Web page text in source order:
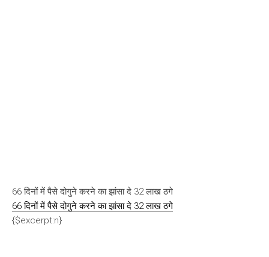
66 दिनों में पैसे दोगुने करने का झांसा दे 32 लाख ठगे
66 दिनों में पैसे दोगुने करने का झांसा दे 32 लाख ठगे
{$excerpt:n}